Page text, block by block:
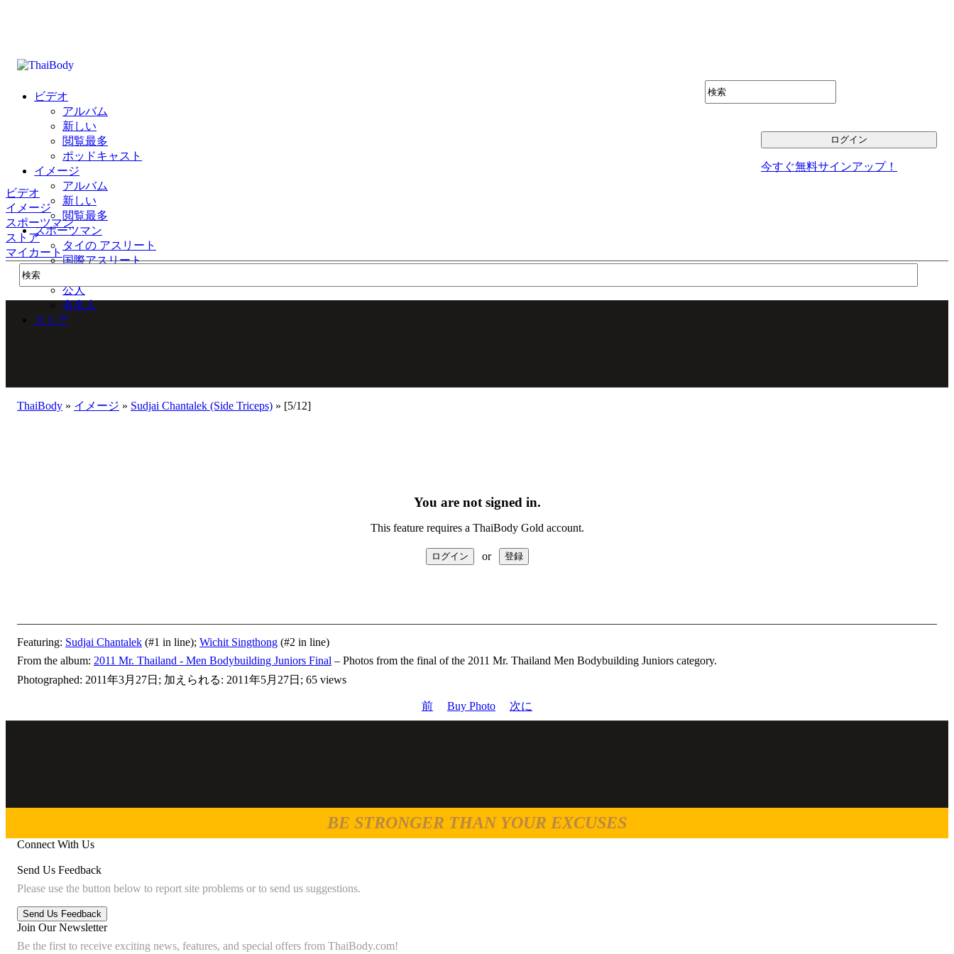
ビデオ
アルバム
新しい
閲覧最多
ポッドキャスト
イメージ
アルバム
新しい
閲覧最多
スポーツマン
タイの アスリート
国際アスリート
公人
有名人
ストア
今すぐ無料サインアップ！
ビデオ
イメージ
スポーツマン
ストア
マイカート
ThaiBody » イメージ » Sudjai Chantalek (Side Triceps) » [5/12]
You are not signed in.
This feature requires a ThaiBody Gold account.
or
Featuring: Sudjai Chantalek (#1 in line); Wichit Singthong (#2 in line)
From the album: 2011 Mr. Thailand - Men Bodybuilding Juniors Final – Photos from the final of the 2011 Mr. Thailand Men Bodybuilding Juniors category.
Photographed: 2011年3月27日; 加えられる: 2011年5月27日; 65 views
前 Buy Photo 次に
BE STRONGER THAN YOUR EXCUSES
Connect With Us
Send Us Feedback
Please use the button below to report site problems or to send us suggestions.
Join Our Newsletter
Be the first to receive exciting news, features, and special offers from ThaiBody.com!